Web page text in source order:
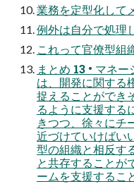
業務を定型化して
例外は自分で処理
これって官僚型組
まとめ 13 • マネ
は、開発に関する
捉えることができ
るように支援する
きつつ、徐々にチ
近づけていけばい
型の組織と相反す
と共存することが
ームを支援するこ